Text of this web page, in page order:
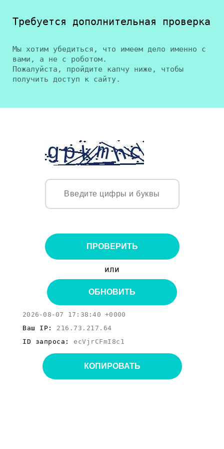
Требуется дополнительная проверка
Мы хотим убедиться, что имеем дело именно с
вами, а не с роботом.
Пожалуйста, пройдите капчу ниже, чтобы
получить доступ к сайту.
ПРОВЕРИТЬ
или
ОБНОВИТЬ
2026-08-07 17:38:40 +0000
Ваш IP: 216.73.217.64
ID запроса: ecVjrCFmI8c1
КОПИРОВАТЬ